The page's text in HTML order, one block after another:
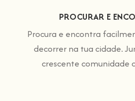
PROCURAR E
Procura e encontra
decorrer na tua cidade.
crescente comunidade